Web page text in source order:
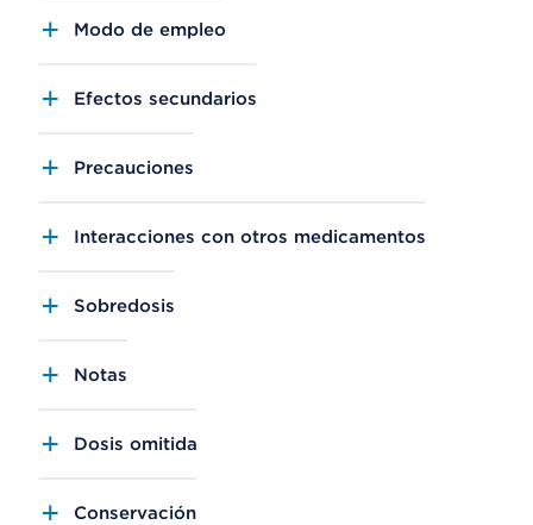
Modo de empleo
Efectos secundarios
Precauciones
Interacciones con otros medicamentos
Sobredosis
Notas
Dosis omitida
Conservación